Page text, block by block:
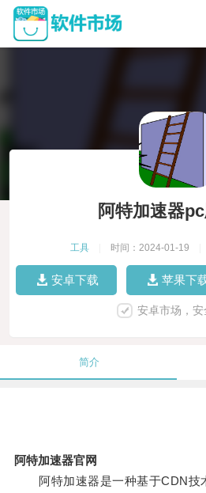
阿特加速器
工具 时间：2024-01-19
安卓下载 苹果下
安卓市场，
简介
阿特加速器官网
阿特加速器是一种基于CDN技